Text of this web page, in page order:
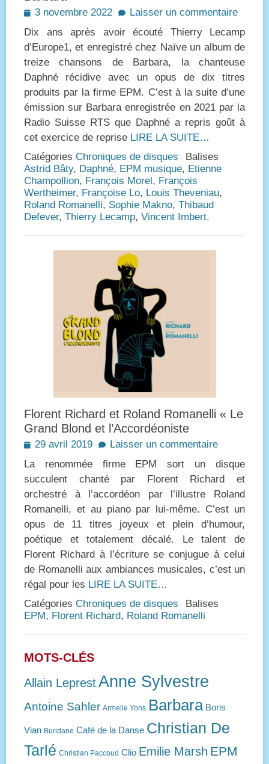
Posted
3 novembre 2022
Laisser un commentaire
Dix ans après avoir écouté Thierry Lecamp
d’Europe1, et enregistré chez Naïve un album de
treize chansons de Barbara, la chanteuse
Daphné récidive avec un opus de dix titres
produits par la firme EPM. C’est à la suite d’une
émission sur Barbara enregistrée en 2021 par la
Radio Suisse RTS que Daphné a repris goût à
cet exercice de reprise LIRE LA SUITE…
Catégories Chroniques de disques
Balises
Astrid Bâty, Daphné, EPM musique, Etienne
Champollion, François Morel , François
Wertheimer, Françoise Lo, Louis Theveniau,
Roland Romanelli, Sophie Makno, Thibaud
Defever, Thierry Lecamp, Vincent Imbert.
Florent Richard et Roland Romanelli « Le
Grand Blond et l’Accordéoniste
Posted
29 avril 2019
Laisser un commentaire
La renommée firme EPM sort un disque
succulent chanté par Florent Richard et
orchestré à l’accordéon par l’illustre Roland
Romanelli, et au piano par lui-même. C’est un
opus de 11 titres joyeux et plein d’humour,
poétique et totalement décalé. Le talent de
Florent Richard à l’écriture se conjugue à celui
de Romanelli aux ambiances musicales, c’est un
régal pour les LIRE LA SUITE…
Catégories Chroniques de disques
Balises
EPM, Florent Richard, Roland Romanelli
MOTS-CLÉS
Allain LeprestAnne Sylvestre
Antoine Sahler Armelle Yons Barbara Boris
Vian Buridane Café de la Danse Christian De
Tarlé Christian Paccoud Clio Emilie Marsh EPM